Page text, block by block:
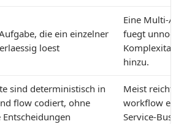
die ein einzelner
loest
Eine Multi-
fuegt
hinzu.
sind deterministisch in
flow codiert, ohne
Meist reicht
workflow
Service-